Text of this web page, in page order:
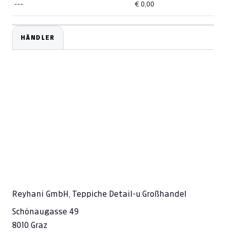
--- € 0,00
HÄNDLER
Reyhani GmbH, Teppiche Detail-u.Großhandel
Schönaugasse 49
8010 Graz